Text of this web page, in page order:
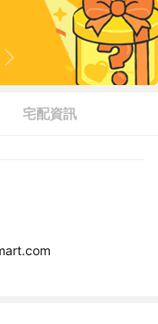
宅配資訊